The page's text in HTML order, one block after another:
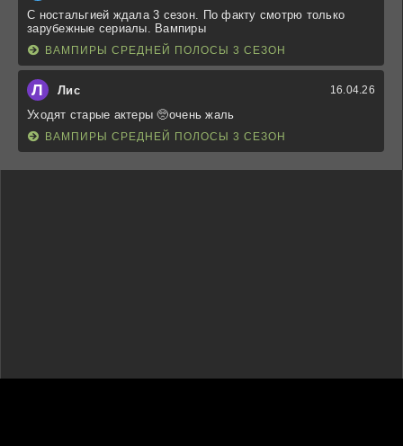
С ностальгией ждала 3 сезон. По факту смотрю только
зарубежные сериалы. Вампиры
ВАМПИРЫ СРЕДНЕЙ ПОЛОСЫ 3 СЕЗОН
Л Лис 16.04.26
Уходят старые актеры 🥺очень жаль
ВАМПИРЫ СРЕДНЕЙ ПОЛОСЫ 3 СЕЗОН